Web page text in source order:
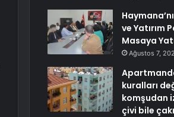
ve Yatırım
Masaya
Ağustos 7,
kuralları
komşudan
çivi bile